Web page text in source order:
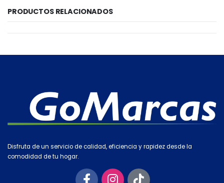
PRODUCTOS RELACIONADOS
Disfruta de un servicio de calidad, eficiencia y rapidez desde la
comodidad de tu hogar.